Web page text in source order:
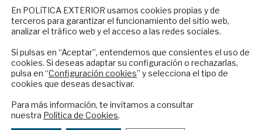
Condiciones generales de contratación
Colaboraciones
Publicidad
Contacto
Política Exterior
Informe Semanal de Política Exterior
Afkar/Ideas
En POLíTICA EXTERIOR usamos cookies propias y de
terceros para garantizar el funcionamiento del sitio web,
analizar el tráfico web y el acceso a las redes sociales.
Si pulsas en “Aceptar”, entendemos que consientes el uso de
cookies. Si deseas adaptar su configuración o rechazarlas,
pulsa en “Configuración cookies” y selecciona el tipo de
cookies que deseas desactivar.
Para más información, te invitamos a consultar
nuestra Política de Cookies.
NEWSLETTER
Suscríbase a nuestro boletín electrónico y
reciba en su correo el mejor análisis
internacional en español.
Checkbox